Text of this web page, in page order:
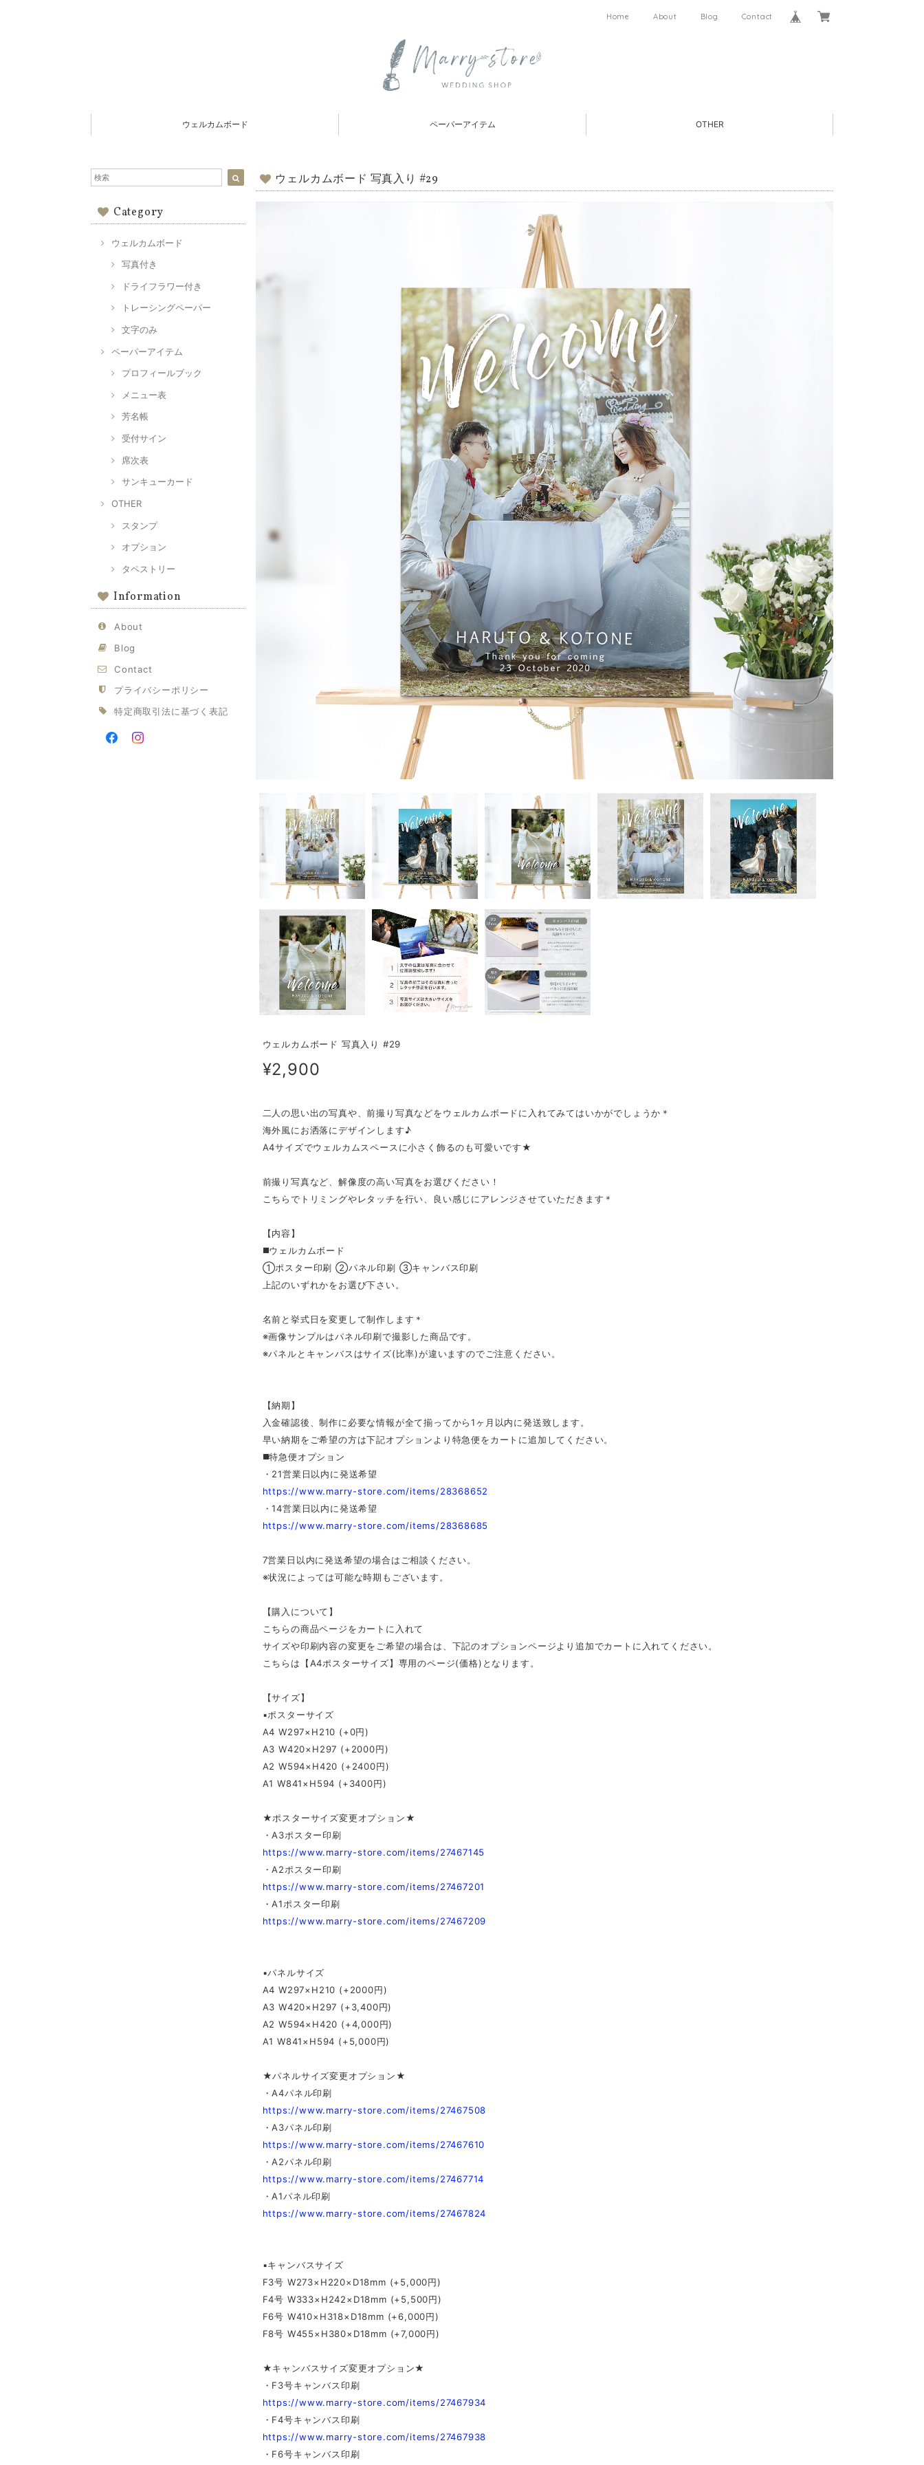
Home About Blog Contact
ウェルカムボード ペーパーアイテム OTHER
Category
ウェルカムボード
写真付き
ドライフラワー付き
トレーシングペーパー
文字のみ
ペーパーアイテム
プロフィールブック
メニュー表
芳名帳
受付サイン
席次表
サンキューカード
OTHER
スタンプ
オプション
タペストリー
Information
About
Blog
Contact
プライバシーポリシー
特定商取引法に基づく表記
ウェルカムボード 写真入り #29
ウェルカムボード 写真入り #29
¥2,900
二人の思い出の写真や、前撮り写真などをウェルカムボードに入れてみてはいかがでしょうか＊
海外風にお洒落にデザインします♪
A4サイズでウェルカムスペースに小さく飾るのも可愛いです★
前撮り写真など、解像度の高い写真をお選びください！
こちらでトリミングやレタッチを行い、良い感じにアレンジさせていただきます＊
【内容】
◼️ウェルカムボード
①ポスター印刷 ②パネル印刷 ③キャンバス印刷
上記のいずれかをお選び下さい。
名前と挙式日を変更して制作します＊
※画像サンプルはパネル印刷で撮影した商品です。
※パネルとキャンバスはサイズ(比率)が違いますのでご注意ください。
【納期】
入金確認後、制作に必要な情報が全て揃ってから1ヶ月以内に発送致します。
早い納期をご希望の方は下記オプションより特急便をカートに追加してください。
◼️特急便オプション
・21営業日以内に発送希望
https://www.marry-store.com/items/28368652
・14営業日以内に発送希望
https://www.marry-store.com/items/28368685
7営業日以内に発送希望の場合はご相談ください。
※状況によっては可能な時期もございます。
【購入について】
こちらの商品ページをカートに入れて
サイズや印刷内容の変更をご希望の場合は、下記のオプションページより追加でカートに入れてください。
こちらは【A4ポスターサイズ】専用のページ(価格)となります。
【サイズ】
▪️ポスターサイズ
A4 W297×H210 (+0円)
A3 W420×H297 (+2000円)
A2 W594×H420 (+2400円)
A1 W841×H594 (+3400円)
★ポスターサイズ変更オプション★
・A3ポスター印刷
https://www.marry-store.com/items/27467145
・A2ポスター印刷
https://www.marry-store.com/items/27467201
・A1ポスター印刷
https://www.marry-store.com/items/27467209
▪️パネルサイズ
A4 W297×H210 (+2000円)
A3 W420×H297 (+3,400円)
A2 W594×H420 (+4,000円)
A1 W841×H594 (+5,000円)
★パネルサイズ変更オプション★
・A4パネル印刷
https://www.marry-store.com/items/27467508
・A3パネル印刷
https://www.marry-store.com/items/27467610
・A2パネル印刷
https://www.marry-store.com/items/27467714
・A1パネル印刷
https://www.marry-store.com/items/27467824
▪️キャンバスサイズ
F3号 W273×H220×D18mm (+5,000円)
F4号 W333×H242×D18mm (+5,500円)
F6号 W410×H318×D18mm (+6,000円)
F8号 W455×H380×D18mm (+7,000円)
★キャンバスサイズ変更オプション★
・F3号キャンバス印刷
https://www.marry-store.com/items/27467934
・F4号キャンバス印刷
https://www.marry-store.com/items/27467938
・F6号キャンバス印刷